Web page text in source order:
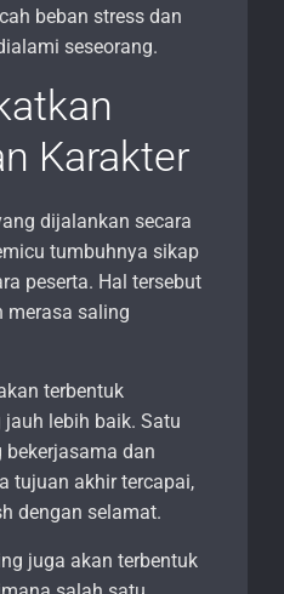
beban stress dan
seseorang.
Karakter
dijalankan secara
tumbuhnya sikap
peserta. Hal tersebut
merasa saling
terbentuk
lebih baik. Satu
dan
tujuan akhir tercapai,
dengan selamat.
juga akan terbentuk